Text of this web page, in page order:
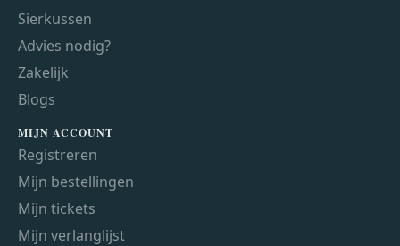
Sierkussen
Advies nodig?
Zakelijk
Blogs
MIJN ACCOUNT
Registreren
Mijn bestellingen
Mijn tickets
Mijn verlanglijst